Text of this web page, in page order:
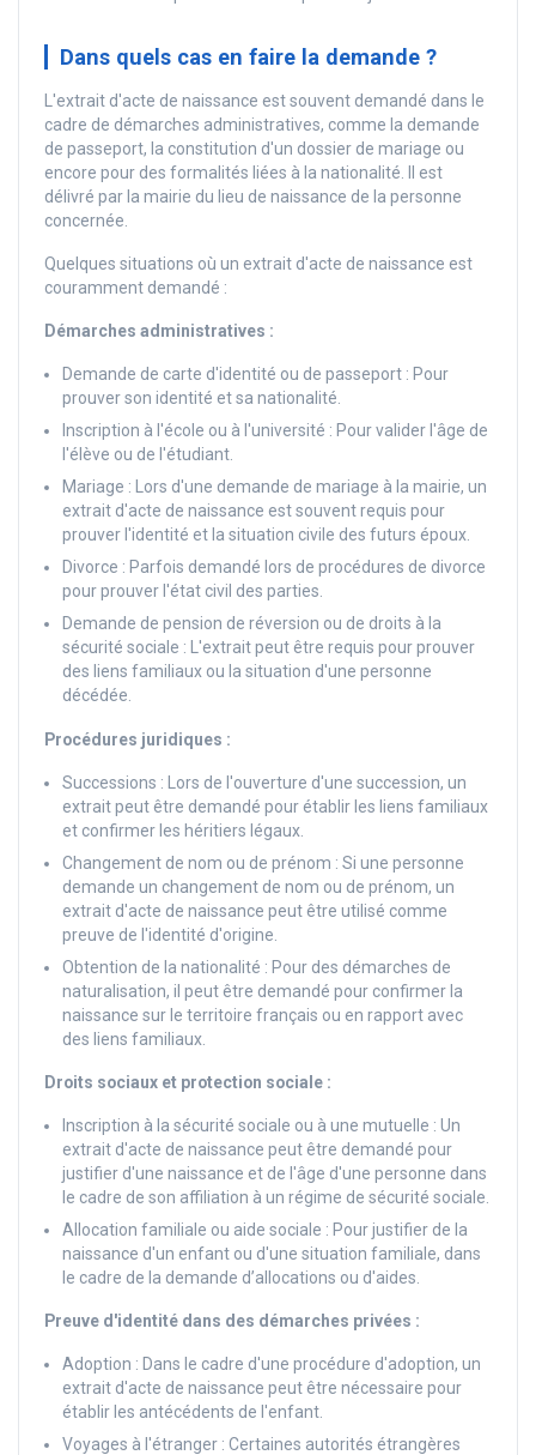
Dans quels cas en faire la demande ?
L'extrait d'acte de naissance est souvent demandé dans le
cadre de démarches administratives, comme la demande
de passeport, la constitution d'un dossier de mariage ou
encore pour des formalités liées à la nationalité. Il est
délivré par la mairie du lieu de naissance de la personne
concernée.
Quelques situations où un extrait d'acte de naissance est
couramment demandé :
Démarches administratives :
Demande de carte d'identité ou de passeport : Pour
prouver son identité et sa nationalité.
Inscription à l'école ou à l'université : Pour valider l'âge de
l'élève ou de l'étudiant.
Mariage : Lors d'une demande de mariage à la mairie, un
extrait d'acte de naissance est souvent requis pour
prouver l'identité et la situation civile des futurs époux.
Divorce : Parfois demandé lors de procédures de divorce
pour prouver l'état civil des parties.
Demande de pension de réversion ou de droits à la
sécurité sociale : L'extrait peut être requis pour prouver
des liens familiaux ou la situation d'une personne
décédée.
Procédures juridiques :
Successions : Lors de l'ouverture d'une succession, un
extrait peut être demandé pour établir les liens familiaux
et confirmer les héritiers légaux.
Changement de nom ou de prénom : Si une personne
demande un changement de nom ou de prénom, un
extrait d'acte de naissance peut être utilisé comme
preuve de l'identité d'origine.
Obtention de la nationalité : Pour des démarches de
naturalisation, il peut être demandé pour confirmer la
naissance sur le territoire français ou en rapport avec
des liens familiaux.
Droits sociaux et protection sociale :
Inscription à la sécurité sociale ou à une mutuelle : Un
extrait d'acte de naissance peut être demandé pour
justifier d'une naissance et de l'âge d'une personne dans
le cadre de son affiliation à un régime de sécurité sociale.
Allocation familiale ou aide sociale : Pour justifier de la
naissance d'un enfant ou d'une situation familiale, dans
le cadre de la demande d’allocations ou d'aides.
Preuve d'identité dans des démarches privées :
Adoption : Dans le cadre d'une procédure d'adoption, un
extrait d'acte de naissance peut être nécessaire pour
établir les antécédents de l'enfant.
Voyages à l'étranger : Certaines autorités étrangères